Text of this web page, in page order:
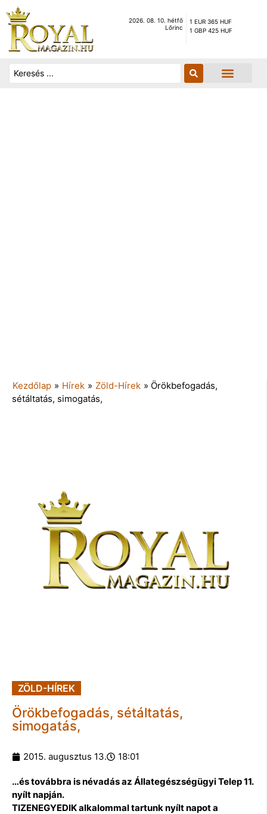
2026. 08. 10. hétfő
Lőrinc
1 EUR 365 HUF
1 GBP 425 HUF
Kezdőlap » Hírek » Zöld-Hírek » Örökbefogadás,
sétáltatás, simogatás,
ZÖLD-HÍREK
Örökbefogadás, sétáltatás,
simogatás,
2015. augusztus 13. 18:01
…és továbbra is névadás az Állategészségügyi Telep 11.
nyílt napján.
TIZENEGYEDIK alkalommal tartunk nyílt napot a